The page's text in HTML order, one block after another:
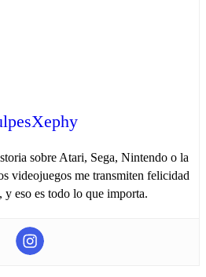
sobre Atari, Sega, Nintendo o la
videojuegos me transmiten felicidad
y eso es todo lo que importa.